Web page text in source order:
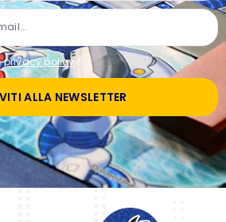
privacy policy *
ALLA NEWSLETTER